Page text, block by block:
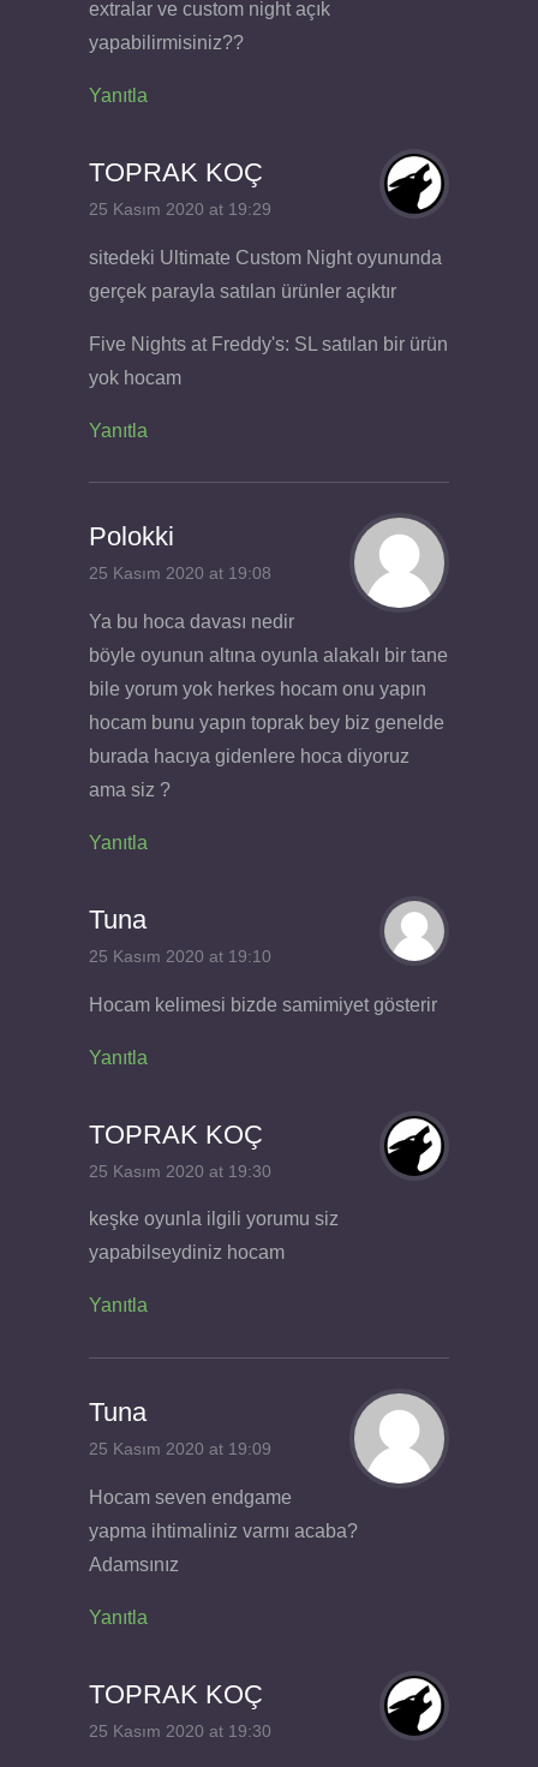
extralar ve custom night açık
yapabilirmisiniz??
Yanıtla
TOPRAK KOÇ
25 Kasım 2020 at 19:29
sitedeki Ultimate Custom Night oyununda
gerçek parayla satılan ürünler açıktır
Five Nights at Freddy's: SL satılan bir ürün
yok hocam
Yanıtla
Polokki
25 Kasım 2020 at 19:08
Ya bu hoca davası nedir
böyle oyunun altına oyunla alakalı bir tane
bile yorum yok herkes hocam onu yapın
hocam bunu yapın toprak bey biz genelde
burada hacıya gidenlere hoca diyoruz
ama siz ?
Yanıtla
Tuna
25 Kasım 2020 at 19:10
Hocam kelimesi bizde samimiyet gösterir
Yanıtla
TOPRAK KOÇ
25 Kasım 2020 at 19:30
keşke oyunla ilgili yorumu siz
yapabilseydiniz hocam
Yanıtla
Tuna
25 Kasım 2020 at 19:09
Hocam seven endgame
yapma ihtimaliniz varmı acaba?
Adamsınız
Yanıtla
TOPRAK KOÇ
25 Kasım 2020 at 19:30